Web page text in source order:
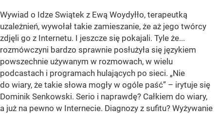
Wywiad o Idze Swiątek z Ewą Woydyłło, terapeutką
uzależnień, wywołał takie zamieszanie, że aż jego twórcy
zdjęli go z Internetu. I jeszcze się pokajali. Tyle że...
rozmówczyni bardzo sprawnie posłużyła się językiem
powszechnie używanym w rozmowach, w wielu
podcastach i programach hulających po sieci. „Nie
do wiary, że takie słowa mogły w ogóle paść” – irytuje się
Dominik Senkowski. Serio i naprawdę? Całkiem do wiary,
a już na pewno w Internecie. Diagnozy z sufitu? Wyżywanie